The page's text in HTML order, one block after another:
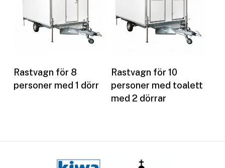
Les mer
Rastvagn för 8
personer med 1 dörr
Les mer
Rastvagn för 10
personer med toalett
med 2 dörrar